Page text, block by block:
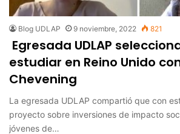
Blog UDLAP 9 noviembre, 2022 821
Egresada UDLAP
estudiar en Reino Unido
Chevening
La egresada UDLAP compartió que con
proyecto sobre inversiones de impacto
jóvenes de…